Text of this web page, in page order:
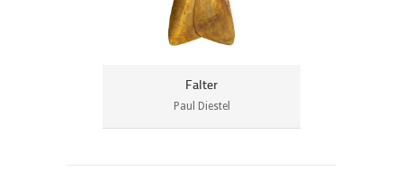
Falter
Paul Diestel